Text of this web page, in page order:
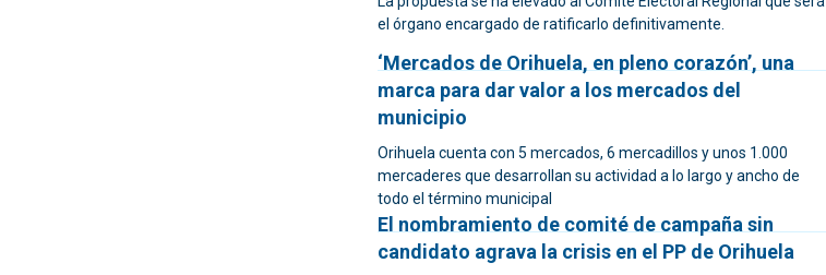
el órgano encargado de ratificarlo definitivamente.
‘Mercados de Orihuela, en pleno corazón’, una
marca para dar valor a los mercados del
municipio
Orihuela cuenta con 5 mercados, 6 mercadillos y unos 1.000
mercaderes que desarrollan su actividad a lo largo y ancho de
todo el término municipal
El nombramiento de comité de campaña sin
candidato agrava la crisis en el PP de Orihuela